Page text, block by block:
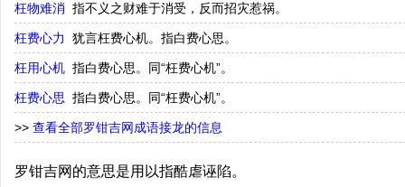
枉物难消 指不义之财难于消受，反而招灾惹祸。
枉费心力 犹言枉费心机。指白费心思。
枉用心机 指白费心思。同“枉费心机”。
枉费心思 指白费心思。同“枉费心机”。
>> 查看全部罗钳吉网成语接龙的信息
罗钳吉网的意思是用以指酷虐诬陷。